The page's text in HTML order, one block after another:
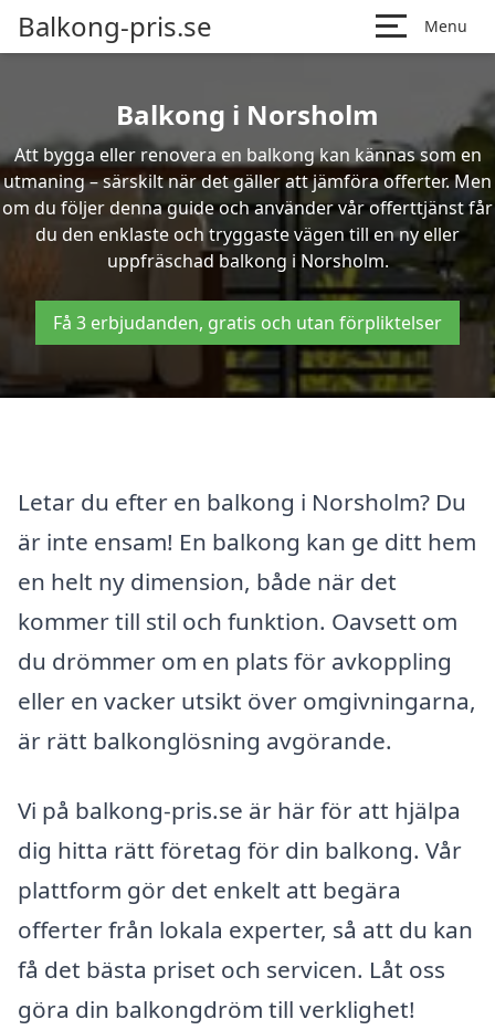
Balkong-pris.se Menu
Balkong i Norsholm
Att bygga eller renovera en balkong kan kännas som en
utmaning – särskilt när det gäller att jämföra offerter. Men
om du följer denna guide och använder vår offerttjänst får
du den enklaste och tryggaste vägen till en ny eller
uppfräschad balkong i Norsholm.
Få 3 erbjudanden, gratis och utan förpliktelser
Letar du efter en balkong i Norsholm? Du
är inte ensam! En balkong kan ge ditt hem
en helt ny dimension, både när det
kommer till stil och funktion. Oavsett om
du drömmer om en plats för avkoppling
eller en vacker utsikt över omgivningarna,
är rätt balkonglösning avgörande.
Vi på balkong-pris.se är här för att hjälpa
dig hitta rätt företag för din balkong. Vår
plattform gör det enkelt att begära
offerter från lokala experter, så att du kan
få det bästa priset och servicen. Låt oss
göra din balkongdröm till verklighet!